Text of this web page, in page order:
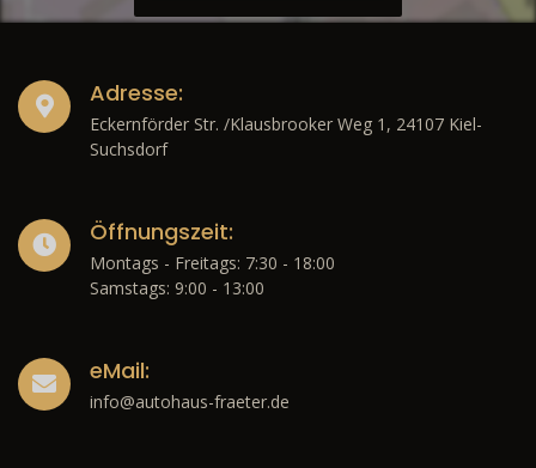
Adresse:
Eckernförder Str. /Klausbrooker Weg 1, 24107 Kiel-
Suchsdorf
Öffnungszeit:
Montags - Freitags: 7:30 - 18:00
Samstags: 9:00 - 13:00
eMail:
info@autohaus-fraeter.de